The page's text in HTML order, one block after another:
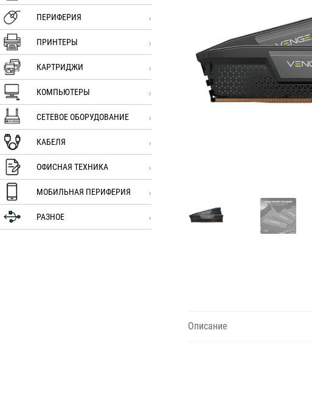
ПЕРИФЕРИЯ
ПРИНТЕРЫ
КАРТРИДЖИ
КОМПЬЮТЕРЫ
СЕТЕВОЕ ОБОРУДОВАНИЕ
КАБЕЛЯ
ОФИСНАЯ ТЕХНИКА
МОБИЛЬНАЯ ПЕРИФЕРИЯ
РАЗНОЕ
Описание